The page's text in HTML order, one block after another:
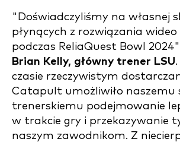
"Doświadczyliśmy na własnej
płynących z rozwiązania
podczas ReliaQuest Bowl
Brian Kelly, główny trener LSU
czasie rzeczywistym
Catapult umożliwiło naszemu
trenerskiemu podejmowanie
w trakcie gry i przekazywanie
naszym zawodnikom. Z